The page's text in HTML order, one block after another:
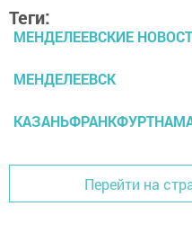
Теги:
МЕНДЕЛЕЕВСКИЕ
МЕНДЕЛЕЕВСК
Перейти на